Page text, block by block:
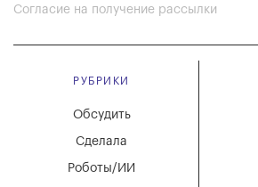
Согласие на получение рассылки
РУБРИКИ
Обсудить
Сделала
Роботы/ИИ